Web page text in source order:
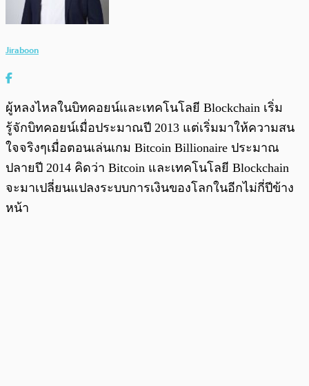
Jiraboon
ผู้หลงไหลในบิทคอยน์และเทคโนโลยี Blockchain เริ่ม
รู้จักบิทคอยน์เมื่อประมาณปี 2013 แต่เริ่มมาให้ความสน
ใจจริงๆเมื่อตอนเล่นเกม Bitcoin Billionaire ประมาณ
ปลายปี 2014 คิดว่า Bitcoin และเทคโนโลยี Blockchain
จะมาเปลี่ยนแปลงระบบการเงินของโลกในอีกไม่กี่ปีข้าง
หน้า